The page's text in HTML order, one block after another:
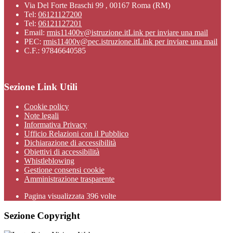
Via Del Forte Braschi 99 , 00167 Roma (RM)
Tel: 06121127200
Tel: 06121127201
Email: rmis11400v@istruzione.itLink per inviare una mail
PEC: rmis11400v@pec.istruzione.itLink per inviare una mail
C.F.: 97846640585
Sezione Link Utili
Cookie policy
Note legali
Informativa Privacy
Ufficio Relazioni con il Pubblico
Dichiarazione di accessibilità
Obiettivi di accessibilità
Whistleblowing
Gestione consensi cookie
Amministrazione trasparente
Pagina visualizzata 396 volte
Sezione Copyright